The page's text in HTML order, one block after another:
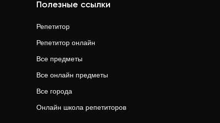
Полезные ссылки
Репетитор
Репетитор онлайн
Все предметы
Все онлайн предметы
Все города
Онлайн школа репетиторов